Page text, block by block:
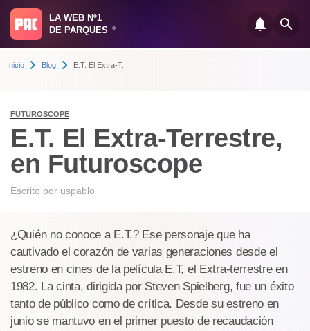
LA WEB Nº1
DE PARQUES
®
Inicio Blog E.T. El Extra-T...
FUTUROSCOPE
E.T. El Extra-Terrestre,
en Futuroscope
Escrito por uspablo
¿Quién no conoce a E.T.? Ese personaje que ha
cautivado el corazón de varias generaciones desde el
estreno en cines de la película E.T, el Extra-terrestre en
1982. La cinta, dirigida por Steven Spielberg, fue un éxito
tanto de público como de crítica. Desde su estreno en
junio se mantuvo en el primer puesto de recaudación